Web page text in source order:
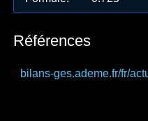
Références
bilans-ges.ademe.fr/fr/